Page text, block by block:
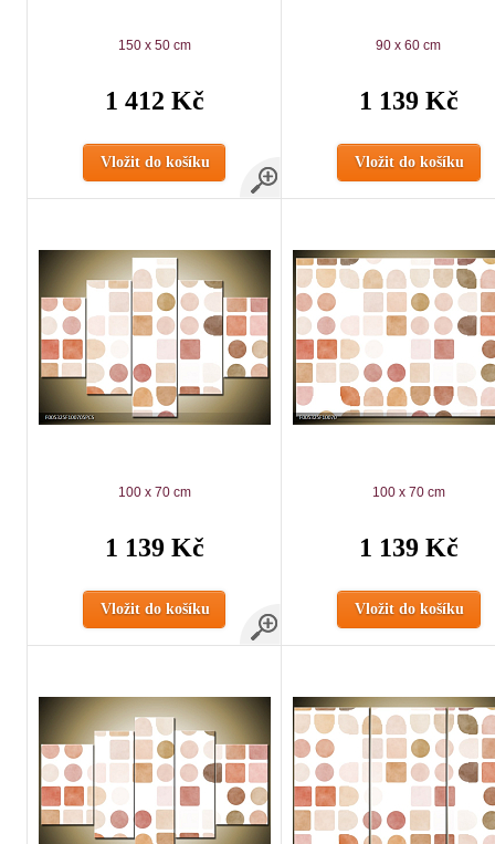
150 x 50 cm
1 412 Kč
Vložit do košíku
90 x 60 cm
1 139 Kč
Vložit do košíku
100 x 70 cm
1 139 Kč
Vložit do košíku
100 x 70 cm
1 139 Kč
Vložit do košíku